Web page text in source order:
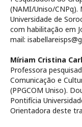
(NAMI/Uniso/CNPq).
Universidade de
com habilitação em
mail:
Míriam Cristina
Professora
Comunicação e
(PPGCOM Uniso).
Pontifícia
Orientadora deste